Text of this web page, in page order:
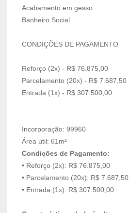
Acabamento em gesso
Banheiro Social
CONDIÇÕES DE PAGAMENTO
Reforço (2x) - R$ 76.875,00
Parcelamento (20x) - R$ 7.687,50
Entrada (1x) - R$ 307.500,00
Incorporação: 99960
Área útil: 61m²
Condições de Pagamento:
• Reforço (2x): R$ 76.875,00
• Parcelamento (20x): R$ 7.687,50
• Entrada (1x): R$ 307.500,00